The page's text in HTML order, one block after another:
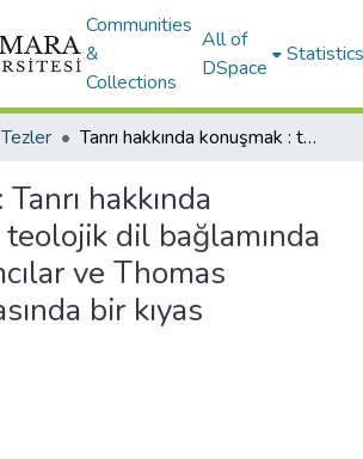
Communities
&
Collections
All of
DSpace
Statistics
Tezler Tanrı hakkında konuşmak : teolojik dil bağlamında eş‘arî kelamcılar ve Thomas Aquinas arasında bir kıyas
Tanrı hakkında
dil bağlamında
ve Thomas
bir kıyas